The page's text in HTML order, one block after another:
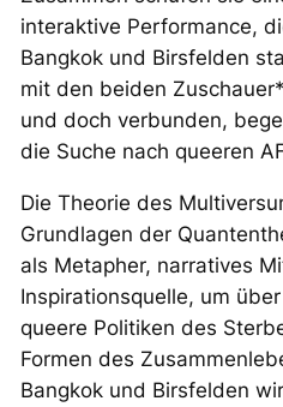
interaktive Performance,
Bangkok und Birsfelden
mit den beiden
und doch verbunden,
die Suche nach queeren
Die Theorie des
Grundlagen der
als Metapher, narratives
Inspirationsquelle, um
queere Politiken des
Formen des
Bangkok und Birsfelden